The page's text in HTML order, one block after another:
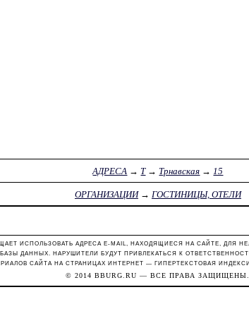
АДРЕСА → Т→ Трнавская → 15
ОРГАНИЗАЦИИ→ ГОСТИНИЦЫ, ОТЕЛИ
ИСПОЛЬЗОВАТЬ АДРЕСА E-MAIL, НАХОДЯЩИЕСЯ НА САЙТЕ, ДЛЯ
ДАННЫХ. НАРУШИТЕЛИ БУДУТ ПРИВЛЕКАТЬСЯ К
САЙТА НА СТРАНИЦАХ ИНТЕРНЕТ — ГИПЕРТЕКСТОВАЯ
© 2014BBURG.RU — ВСЕ ПРАВА ЗАЩИЩЕНЫ.